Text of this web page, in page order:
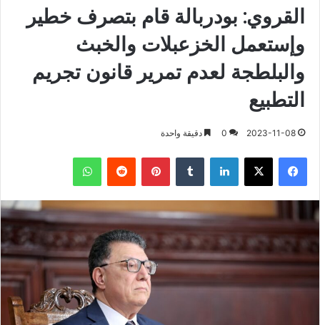
القروي: بودربالة قام بتصرف خطير
وإستعمل الخزعبلات والخبث
والبلطجة لعدم تمرير قانون تجريم
التطبيع
2023-11-08
0 دقيقة واحدة
فيسبوك X لينكدإن بينتيريست واتساب